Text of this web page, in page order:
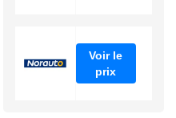
Voir le
prix